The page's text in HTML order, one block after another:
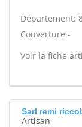
Département:
Couverture -
Voir la fiche
Sarl remi
Artisan